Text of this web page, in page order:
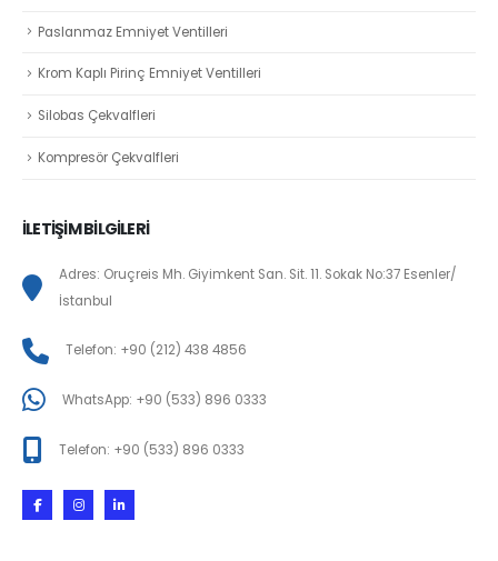
Paslanmaz Emniyet Ventilleri
Krom Kaplı Pirinç Emniyet Ventilleri
Silobas Çekvalfleri
Kompresör Çekvalfleri
İLETİŞİM BİLGİLERİ
Adres: Oruçreis Mh. Giyimkent San. Sit. 11. Sokak No:37 Esenler/
İstanbul
Telefon: +90 (212) 438 4856
WhatsApp: +90 (533) 896 0333
Telefon: +90 (533) 896 0333